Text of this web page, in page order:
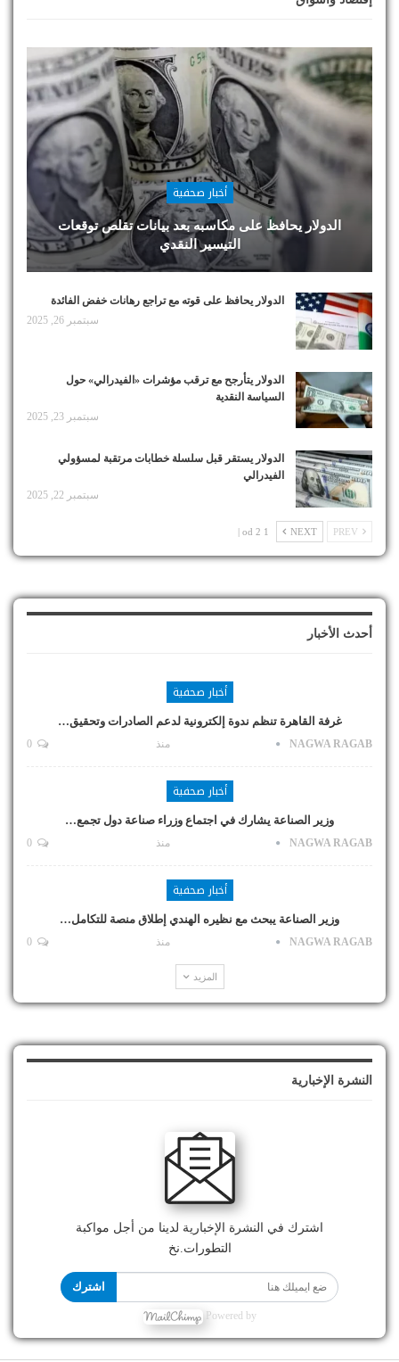
أخبار صحفية
الدولار يحافظ على مكاسبه بعد بيانات تقلص توقعات
التيسير النقدي
الدولار يحافظ على قوته مع تراجع رهانات خفض الفائدة
سبتمبر 26, 2025
الدولار يتأرجح مع ترقب مؤشرات «الفيدرالي» حول
السياسة النقدية
سبتمبر 23, 2025
الدولار يستقر قبل سلسلة خطابات مرتقبة لمسؤولي
الفيدرالي
سبتمبر 22, 2025
NEXT
1 od 2 |
أحدث الأخبار
أخبار صحفية
غرفة القاهرة تنظم ندوة إلكترونية لدعم الصادرات وتحقيق…
NAGWA RAGAB منذ
أخبار صحفية
وزير الصناعة يشارك في اجتماع وزراء صناعة دول تجمع…
NAGWA RAGAB منذ
أخبار صحفية
وزير الصناعة يبحث مع نظيره الهندي إطلاق منصة للتكامل…
NAGWA RAGAB منذ
المزيد
النشرة الإخبارية
اشترك في النشرة الإخبارية لدينا من أجل مواكبة
التطورات.نخ
اشترك
Powered by